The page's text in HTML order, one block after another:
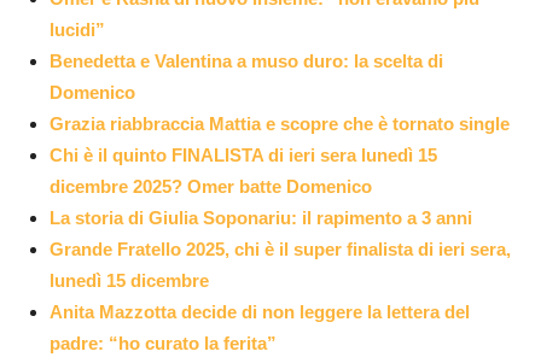
lucidi”
Benedetta e Valentina a muso duro: la scelta di
Domenico
Grazia riabbraccia Mattia e scopre che è tornato single
Chi è il quinto FINALISTA di ieri sera lunedì 15
dicembre 2025? Omer batte Domenico
La storia di Giulia Soponariu: il rapimento a 3 anni
Grande Fratello 2025, chi è il super finalista di ieri sera,
lunedì 15 dicembre
Anita Mazzotta decide di non leggere la lettera del
padre: “ho curato la ferita”